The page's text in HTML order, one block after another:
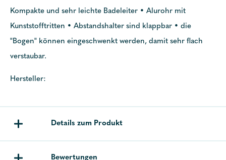
Kompakte und sehr leichte Badeleiter • Alurohr mit
Kunststofftritten • Abstandshalter sind klappbar • die
"Bogen" können eingeschwenkt werden, damit sehr flach
verstaubar.
Hersteller:
Details zum Produkt
Bewertungen